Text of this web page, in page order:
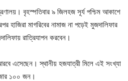
বৃহস্পতিবার ৯ জিলহজ সূর্য পশ্চিম আকাশে
মাগরিবের নামাজ না পড়েই মুজদালিফার
রাত্রিযাপন করবেন।
এসেছেন। স্থানীয় হজযাত্রী মিলে এই সংখ্যা
১০০ জন।